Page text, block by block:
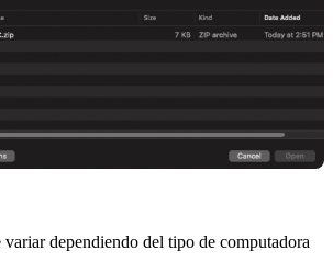
dependiendo del tipo de computadora